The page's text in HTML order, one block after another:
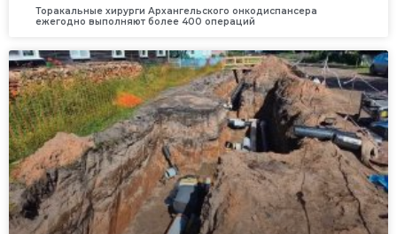
Торакальные хирурги Архангельского онкодиспансера
ежегодно выполняют более 400 операций